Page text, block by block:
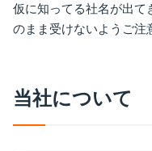
仮に知ってる社名が出て
のまま受けないようご注
当社について